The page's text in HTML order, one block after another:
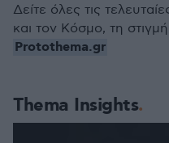
Thema Insights
Δείτε όλες τις
και τον Κόσμο, τη
Protothema.gr